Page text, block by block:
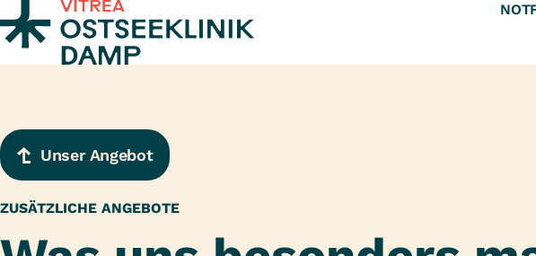
Zum Inhalt springen
Unser Angebot
ZUSÄTZLICHE ANGEBOTE